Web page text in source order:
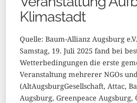
Klimastadt
Quelle: Baum-Allianz Augsburg
Samstag, 19. Juli 2025 fand bei
Wetterbedingungen die erste
Veranstaltung mehrerer NGOs
(AltAugsburgGesellschaft, Attac,
Augsburg, Greenpeace Augsburg,